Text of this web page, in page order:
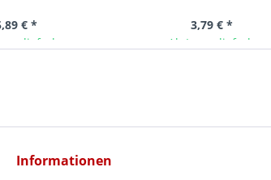
€ *
lieferbar
3,79 € *
Ab Lager lieferbar
Informationen